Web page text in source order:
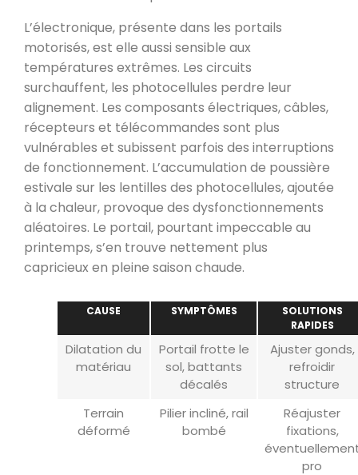
L’électronique, présente dans les portails
motorisés, est elle aussi sensible aux
températures extrêmes. Les circuits
surchauffent, les photocellules perdre leur
alignement. Les composants électriques, câbles,
récepteurs et télécommandes sont plus
vulnérables et subissent parfois des interruptions
de fonctionnement. L’accumulation de poussière
estivale sur les lentilles des photocellules, ajoutée
à la chaleur, provoque des dysfonctionnements
aléatoires. Le portail, pourtant impeccable au
printemps, s’en trouve nettement plus
capricieux en pleine saison chaude.
CAUSE SYMPTÔMES
SOLUTIONS
RAPIDES
Dilatation du
matériau
Portail frotte le
sol, battants
décalés
Ajuster gonds,
refroidir
structure
Terrain
déformé
Pilier incliné, rail
bombé
Réajuster
fixations,
pro